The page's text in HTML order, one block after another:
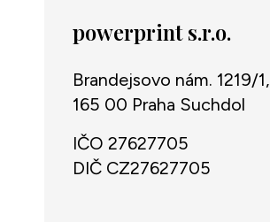
powerprint s.r.o.
Brandejsovo nám. 1219/1,
165 00 Praha Suchdol
IČO 27627705
DIČ CZ27627705